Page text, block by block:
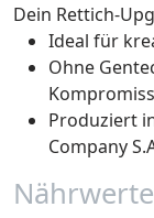
Dein Rettich-
Ideal für
Ohne
Produziert
Company